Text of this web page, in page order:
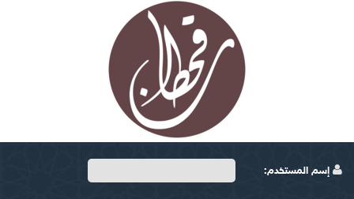
إسم المستخدم: